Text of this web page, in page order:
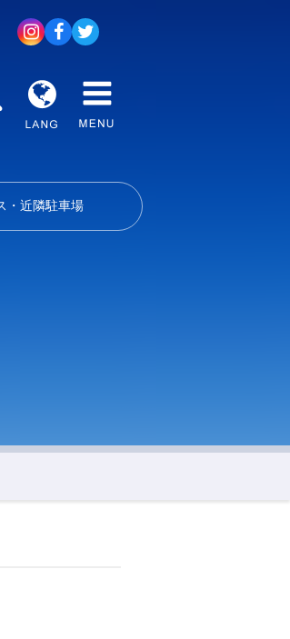
・近隣駐車場